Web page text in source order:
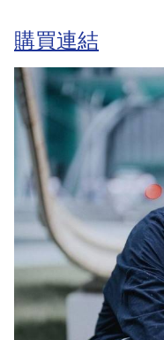
購買連結